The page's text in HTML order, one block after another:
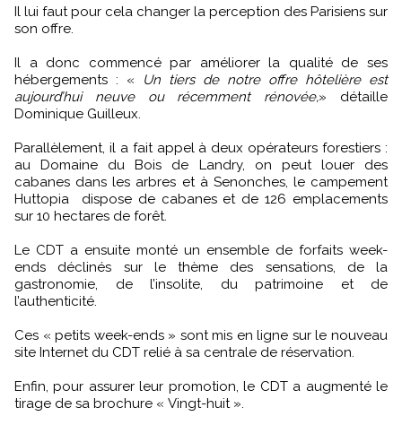
Il lui faut pour cela changer la perception des Parisiens sur
son offre.
Il a donc commencé par améliorer la qualité de ses
hébergements : «
Un tiers de notre offre hôtelière est
aujourd’hui neuve ou récemment rénovée,» détaille
Dominique Guilleux.
Parallèlement, il a fait appel à deux opérateurs forestiers :
au Domaine du Bois de Landry, on peut louer des
cabanes dans les arbres et à Senonches, le campement
Huttopia dispose de cabanes et de 126 emplacements
sur 10 hectares de forêt.
Le CDT a ensuite monté un ensemble de forfaits week-
ends déclinés sur le thème des sensations, de la
gastronomie, de l’insolite, du patrimoine et de
l’authenticité.
Ces « petits week-ends » sont mis en ligne sur le nouveau
site Internet du CDT relié à sa centrale de réservation.
Enfin, pour assurer leur promotion, le CDT a augmenté le
tirage de sa brochure « Vingt-huit ».